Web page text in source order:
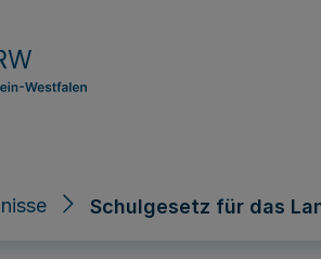
Schulgesetz für das